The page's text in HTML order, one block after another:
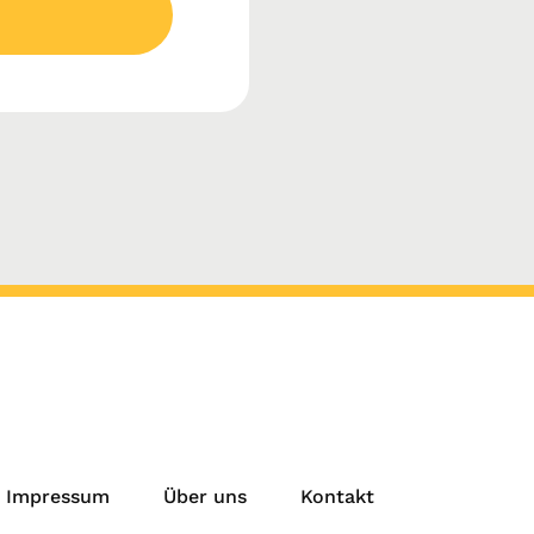
Impressum Über uns Kontakt